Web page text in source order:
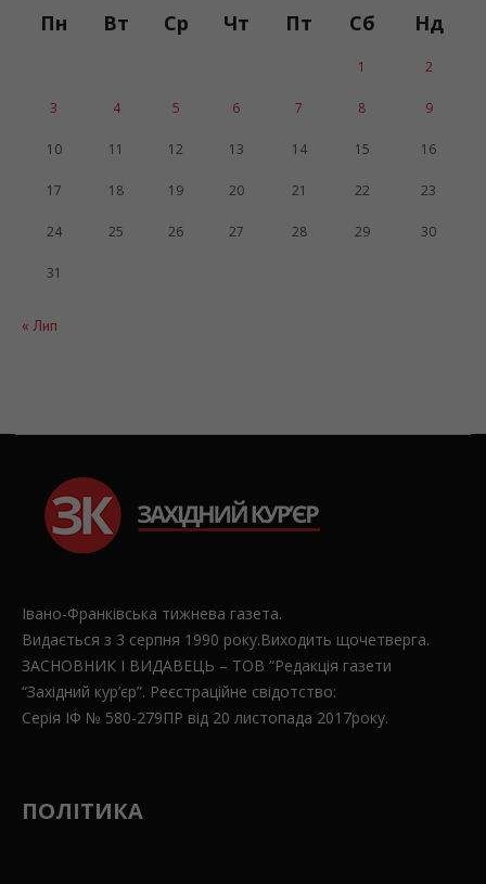
Пн Вт Ср Чт Пт Сб Нд
« Лип
1 2
3 4 5 6 7 8 9
10 11 12 13 14 15 16
17 18 19 20 21 22 23
24 25 26 27 28 29 30
31
Івано-Франківська тижнева газета.
Видається з 3 серпня 1990 року.Виходить щочетверга.
ЗАСНОВНИК І ВИДАВЕЦЬ – ТОВ “Редакція газети
“Західний кур’єр”. Реєстраційне свідотство:
Серія ІФ № 580-279ПР від 20 листопада 2017року.
ПОЛІТИКА